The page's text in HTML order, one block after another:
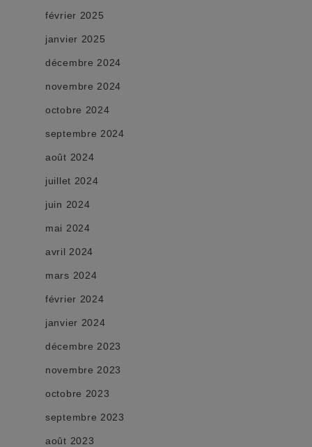
février 2025
janvier 2025
décembre 2024
novembre 2024
octobre 2024
septembre 2024
août 2024
juillet 2024
juin 2024
mai 2024
avril 2024
mars 2024
février 2024
janvier 2024
décembre 2023
novembre 2023
octobre 2023
septembre 2023
août 2023